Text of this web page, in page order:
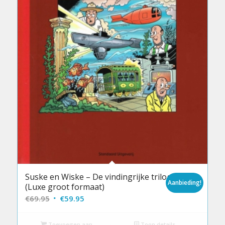
Suske en Wiske – De vindingrijke trilogie
(Luxe groot formaat)
€69.95 Oorspronkelijke
was:
€59.95Huidige
is:
Aanbieding!